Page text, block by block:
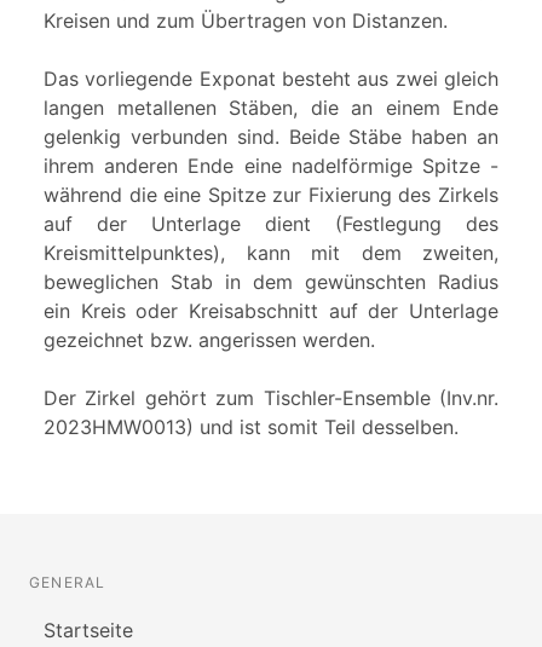
Kreisen und zum Übertragen von Distanzen.
Das vorliegende Exponat besteht aus zwei gleich
langen metallenen Stäben, die an einem Ende
gelenkig verbunden sind. Beide Stäbe haben an
ihrem anderen Ende eine nadelförmige Spitze -
während die eine Spitze zur Fixierung des Zirkels
auf der Unterlage dient (Festlegung des
Kreismittelpunktes), kann mit dem zweiten,
beweglichen Stab in dem gewünschten Radius
ein Kreis oder Kreisabschnitt auf der Unterlage
gezeichnet bzw. angerissen werden.
Der Zirkel gehört zum Tischler-Ensemble (Inv.nr.
2023HMW0013) und ist somit Teil desselben.
GENERAL
Startseite